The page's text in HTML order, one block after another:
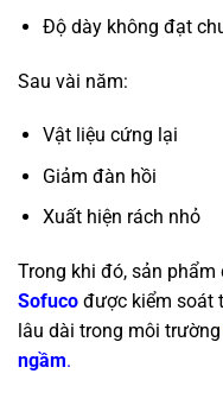
Độ dày không đạt
Sau vài năm:
Vật liệu cứng lại
Giảm đàn hồi
Xuất hiện rách nhỏ
Trong khi đó, sản
Sofuco được kiểm soát
lâu dài trong môi trường
ngầm.